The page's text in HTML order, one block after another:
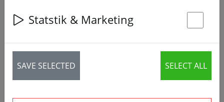
Statstik & Marketing
SAVE SELECTED SELECT ALL